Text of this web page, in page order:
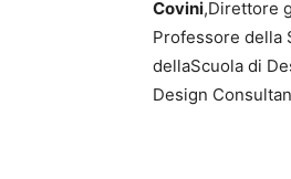
Covini,Direttore
Professore della
dellaScuola di
Design